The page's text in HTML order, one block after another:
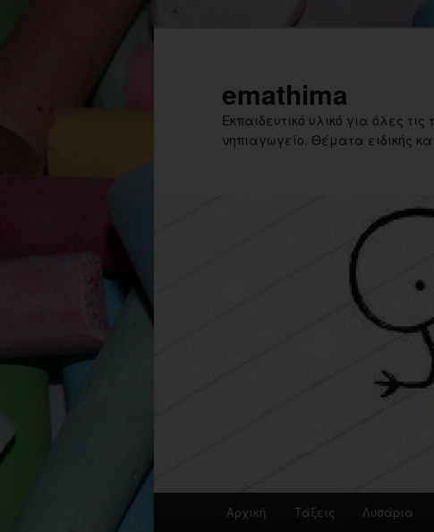
emathima
Εκπαιδευτικό υλικό για όλες τις
νηπιαγωγείο. Θέματα ειδικής
Αρχική Τάξεις Λυσάρια